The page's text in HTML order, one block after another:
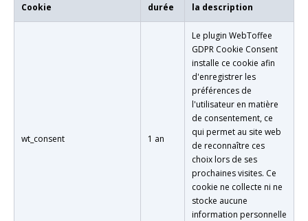
Cookie durée la description
wt_consent 1 an
Le plugin WebToffee
GDPR Cookie Consent
installe ce cookie afin
d'enregistrer les
préférences de
l'utilisateur en matière
de consentement, ce
qui permet au site web
de reconnaître ces
choix lors de ses
prochaines visites. Ce
cookie ne collecte ni ne
stocke aucune
information personnelle